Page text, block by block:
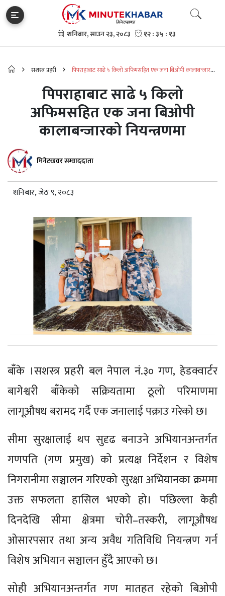
सशस्त्र प्रहरी
पिपराहाबाट साढे ५ किलो अफिमसहित एक जना बिओपी कालाबन्जारको
पिपराहाबाट साढे ५ किलो
अफिमसहित एक जना बिओपी
कालाबन्जारको नियन्त्रणमा
मिनेटखवर सम्वाददाता
शनिबार, जेठ ९, २०८३
बाँके ।सशस्त्र प्रहरी बल नेपाल नं.३० गण, हेडक्वार्टर
बागेश्वरी बाँकेको सक्रियतामा ठूलो परिमाणमा
लागूऔषध बरामद गर्दै एक जनालाई पक्राउ गरेको छ।
सीमा सुरक्षालाई थप सुदृढ बनाउने अभियानअन्तर्गत
गणपति (गण प्रमुख) को प्रत्यक्ष निर्देशन र विशेष
निगरानीमा सञ्चालन गरिएको सुरक्षा अभियानका क्रममा
उक्त सफलता हासिल भएको हो। पछिल्ला केही
दिनदेखि सीमा क्षेत्रमा चोरी–तस्करी, लागूऔषध
ओसारपसार तथा अन्य अवैध गतिविधि नियन्त्रण गर्न
विशेष अभियान सञ्चालन हुँदै आएको छ।
सोही अभियानअन्तर्गत गण मातहत रहेको बिओपी